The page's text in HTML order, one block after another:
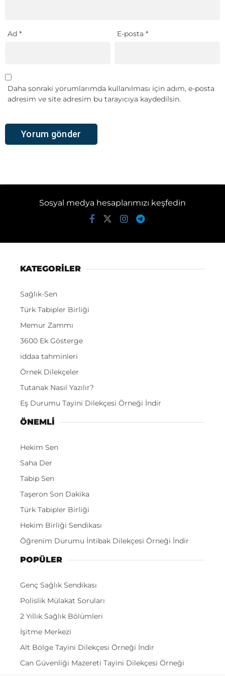
Ad * E-posta*
Daha sonraki yorumlarımda kullanılması için adım, e-posta
adresim ve site adresim bu tarayıcıya kaydedilsin.
Sosyal medya hesaplarımızı keşfedin
KATEGORİLER
Sağlık-Sen
Türk Tabipler Birliği
Memur Zammı
3600 Ek Gösterge
iddaa tahminleri
Örnek Dilekçeler
Tutanak Nasıl Yazılır?
Eş Durumu Tayini Dilekçesi Örneği İndir
ÖNEMLI
Hekim Sen
Saha Der
Tabip Sen
Taşeron Son Dakika
Türk Tabipler Birliği
Hekim Birliği Sendikası
Öğrenim Durumu İntibak Dilekçesi Örneği İndir
POPÜLER
Genç Sağlık Sendikası
Polislik Mülakat Soruları
2 Yıllık Sağlık Bölümleri
İşitme Merkezi
Alt Bölge Tayini Dilekçesi Örneği İndir
Can Güvenliği Mazereti Tayini Dilekçesi Örneği